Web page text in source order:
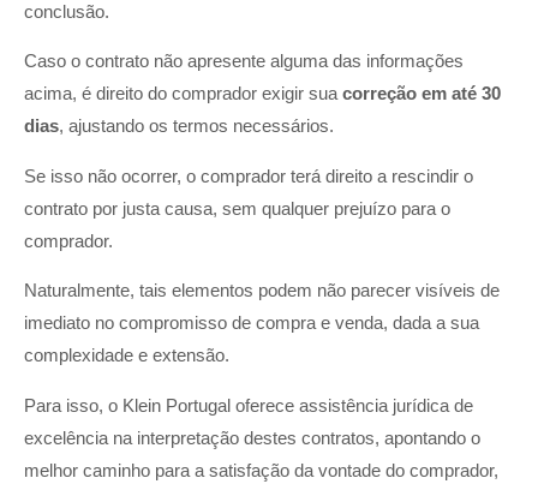
conclusão.
Caso o contrato não apresente alguma das informações
acima, é direito do comprador exigir sua correção em até 30
dias, ajustando os termos necessários.
Se isso não ocorrer, o comprador terá direito a rescindir o
contrato por justa causa, sem qualquer prejuízo para o
comprador.
Naturalmente, tais elementos podem não parecer visíveis de
imediato no compromisso de compra e venda, dada a sua
complexidade e extensão.
Para isso, o Klein Portugal oferece assistência jurídica de
excelência na interpretação destes contratos, apontando o
melhor caminho para a satisfação da vontade do comprador,